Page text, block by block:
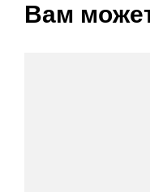
Вам